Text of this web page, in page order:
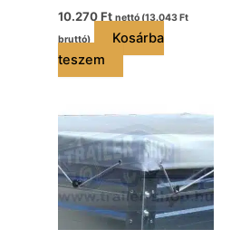
10.270Ft nettó (13.043 Ft
bruttó)
Kosárba
teszem